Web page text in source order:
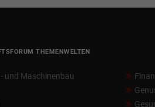
THEMENWELTEN
und Maschinenbau